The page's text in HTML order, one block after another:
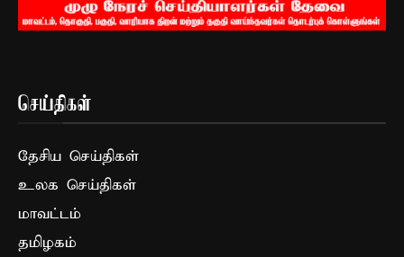
செய்திகள்
தேசிய செய்திகள்
உலக செய்திகள்
மாவட்டம்
தமிழகம்